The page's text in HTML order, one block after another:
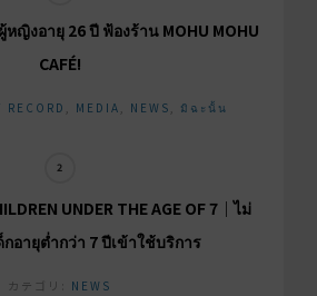
ญิงอายุ 26 ปี ฟ้องร้าน MOHU MOHU
CAFÉ!
RECORD MEDIA NEWS มิฉะนั้น
UNDER THE AGE OF 7｜ไม่
อายุต่ำกว่า 7 ปีเข้าใช้บริการ
カテゴリ: NEWS